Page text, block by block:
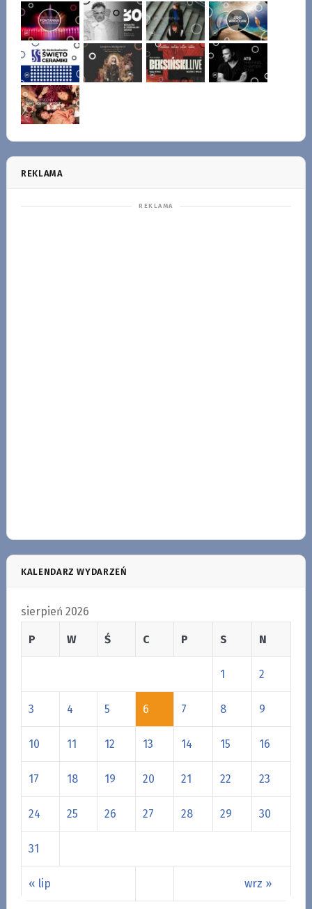
REKLAMA
KALENDARZ WYDARZEŃ
sierpień 2026
P W Ś C P S N
« lip wrz »
1 2
3 4 5 6 7 8 9
10 11 12 13 14 15 16
17 18 19 20 21 22 23
24 25 26 27 28 29 30
31